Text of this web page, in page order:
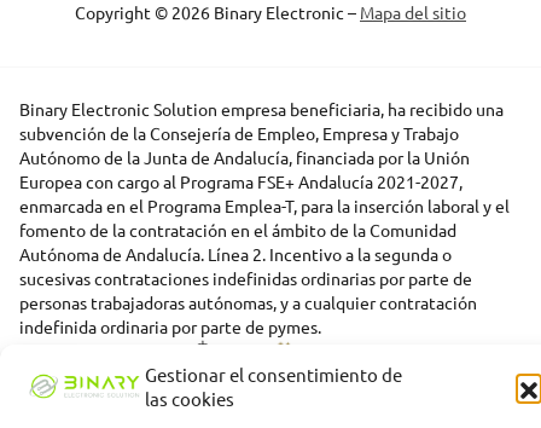
Gestionar el consentimiento de
las cookies
Copyright © 2026 Binary Electronic – Mapa del sitio
Binary Electronic Solution empresa beneficiaria, ha recibido una
subvención de la Consejería de Empleo, Empresa y Trabajo
Autónomo de la Junta de Andalucía, financiada por la Unión
Europea con cargo al Programa FSE+ Andalucía 2021-2027,
enmarcada en el Programa Emplea-T, para la inserción laboral y el
fomento de la contratación en el ámbito de la Comunidad
Autónoma de Andalucía. Línea 2. Incentivo a la segunda o
sucesivas contrataciones indefinidas ordinarias por parte de
personas trabajadoras autónomas, y a cualquier contratación
indefinida ordinaria por parte de pymes.